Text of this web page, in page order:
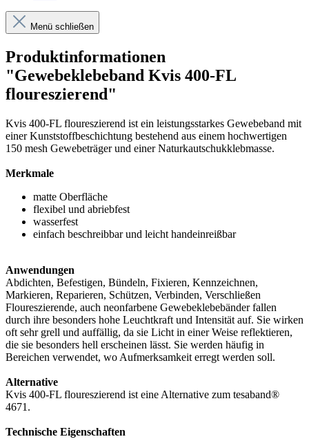
Menü schließen
Produktinformationen
"Gewebeklebeband Kvis 400-FL
floureszierend"
Kvis 400-FL floureszierend ist ein leistungsstarkes Gewebeband mit
einer Kunststoffbeschichtung bestehend aus einem hochwertigen
150 mesh Gewebeträger und einer Naturkautschukklebmasse.
Merkmale
matte Oberfläche
flexibel und abriebfest
wasserfest
einfach beschreibbar und leicht handeinreißbar
Anwendungen
Abdichten, Befestigen, Bündeln, Fixieren, Kennzeichnen,
Markieren, Reparieren, Schützen, Verbinden, Verschließen
Floureszierende, auch neonfarbene Gewebeklebebänder fallen
durch ihre besonders hohe Leuchtkraft und Intensität auf. Sie wirken
oft sehr grell und auffällig, da sie Licht in einer Weise reflektieren,
die sie besonders hell erscheinen lässt. Sie werden häufig in
Bereichen verwendet, wo Aufmerksamkeit erregt werden soll.
Alternative
Kvis 400-FL floureszierend ist eine Alternative zum tesaband®
4671.
Technische Eigenschaften